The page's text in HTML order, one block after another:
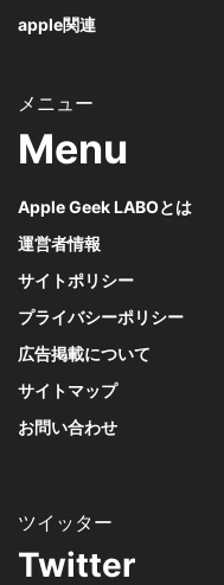
apple関連
Menu
Apple Geek LABOとは
運営者情報
サイトポリシー
プライバシーポリシー
広告掲載について
サイトマップ
お問い合わせ
Twitter